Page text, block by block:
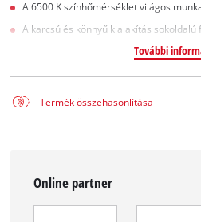
A 6500 K színhőmérséklet világos
A karcsú és könnyű kialakítás
További
Termék összehasonlítása
Online partner